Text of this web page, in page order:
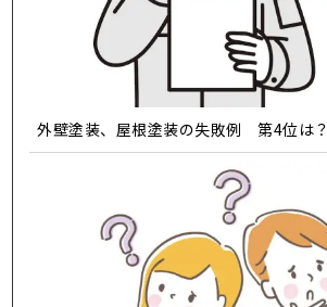
外壁塗装、屋根塗装の失敗例 第4位は？